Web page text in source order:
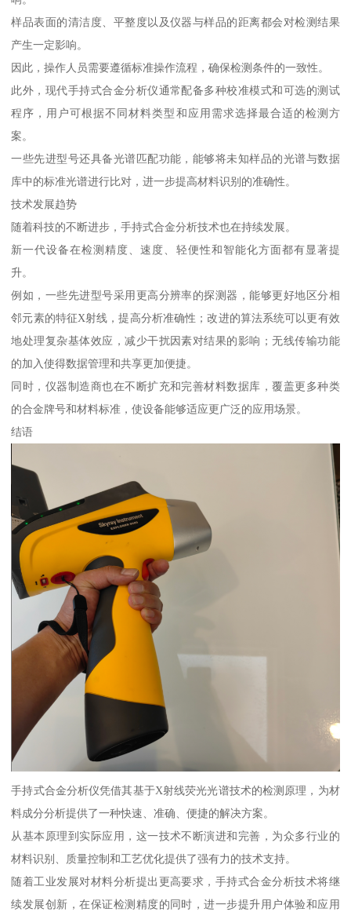
样品表面的清洁度、平整度以及仪器与样品的距离都会对检测结果
产生一定影响。
因此，操作人员需要遵循标准操作流程，确保检测条件的一致性。
此外，现代手持式合金分析仪通常配备多种校准模式和可选的测试
程序，用户可根据不同材料类型和应用需求选择最合适的检测方
案。
一些先进型号还具备光谱匹配功能，能够将未知样品的光谱与数据
库中的标准光谱进行比对，进一步提高材料识别的准确性。
技术发展趋势
随着科技的不断进步，手持式合金分析技术也在持续发展。
新一代设备在检测精度、速度、轻便性和智能化方面都有显著提
升。
例如，一些先进型号采用更高分辨率的探测器，能够更好地区分相
邻元素的特征X射线，提高分析准确性；改进的算法系统可以更有效
地处理复杂基体效应，减少干扰因素对结果的影响；无线传输功能
的加入使得数据管理和共享更加便捷。
同时，仪器制造商也在不断扩充和完善材料数据库，覆盖更多种类
的合金牌号和材料标准，使设备能够适应更广泛的应用场景。
结语
手持式合金分析仪凭借其基于X射线荧光光谱技术的检测原理，为材
料成分分析提供了一种快速、准确、便捷的解决方案。
从基本原理到实际应用，这一技术不断演进和完善，为众多行业的
材料识别、质量控制和工艺优化提供了强有力的技术支持。
随着工业发展对材料分析提出更高要求，手持式合金分析技术将继
续发展创新，在保证检测精度的同时，进一步提升用户体验和应用